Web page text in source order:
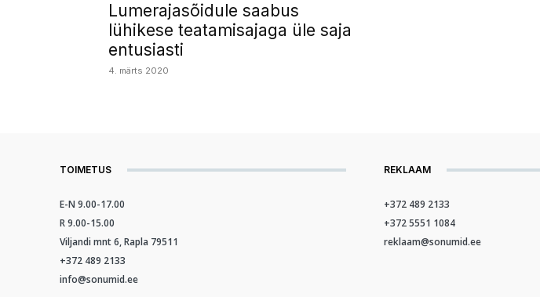
Lumerajasõidule saabus
lühikese teatamisajaga üle saja
entusiasti
4. märts 2020
TOIMETUS
E-N 9.00-17.00
R 9.00-15.00
Viljandi mnt 6, Rapla 79511
+372 489 2133
info@sonumid.ee
REKLAAM
+372 489 2133
+372 5551 1084
reklaam@sonumid.ee